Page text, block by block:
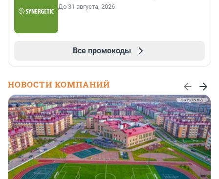
До 31 августа, 2026
Все промокоды
НОВОСТИ КОМПАНИЙ